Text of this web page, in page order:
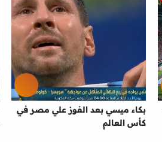
بكاء ميسي بعد الفوز علي مصر في
كأس العالم